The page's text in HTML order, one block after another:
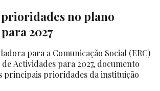
no plano
2027
para a Comunicação Social (ERC)
Actividades para 2027, documento
principais prioridades da instituição